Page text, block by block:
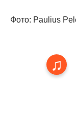
Фото: Paulius